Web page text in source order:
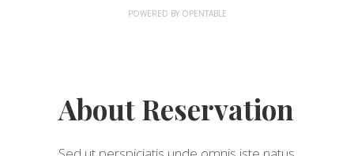
POWERED BY OPENTABLE
About Reservation